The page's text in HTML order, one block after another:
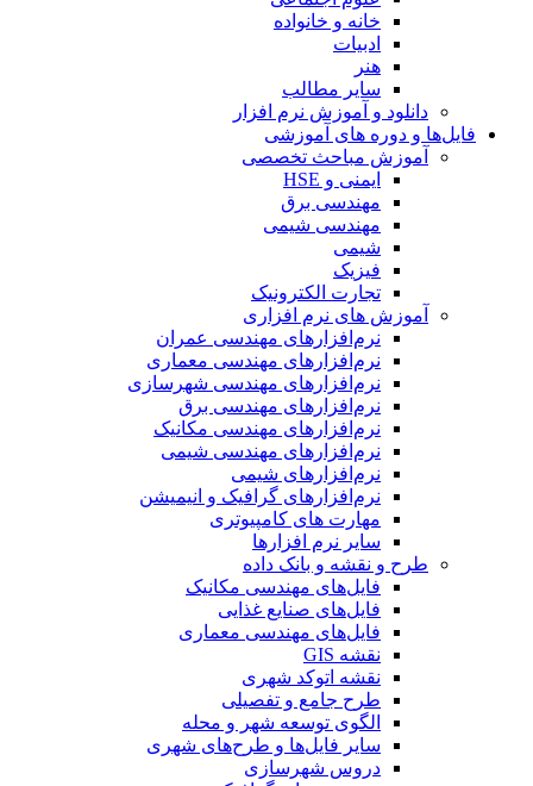
خانه و خانواده
ادبیات
هنر
سایر مطالب
دانلود و آموزش نرم افزار
فایل‌ها و دوره های آموزشی
آموزش مباحث تخصصی
ایمنی و HSE
مهندسی برق
مهندسی شیمی
شیمی
فیزیک
تجارت الکترونیک
آموزش های نرم افزاری
نرم‌افزارهای مهندسی عمران
نرم‌افزارهای مهندسی معماری
نرم‌افزارهای مهندسی شهرسازی
نرم‌افزارهای مهندسی برق
نرم‌افزارهای مهندسی مکانیک
نرم‌افزارهای مهندسی شیمی
نرم‌افزارهای شیمی
نرم‌افزارهای گرافیک و انیمیشن
مهارت های کامپیوتری
سایر نرم افزارها
طرح و نقشه و بانک داده
فایل‌های مهندسی مکانیک
فایل‌های صنایع غذایی
فایل‌های مهندسی معماری
نقشه GIS
نقشه اتوکد شهری
طرح جامع و تفصیلی
الگوی توسعه شهر و محله
سایر فایل‌ها و طرح‌های شهری
دروس شهرسازی